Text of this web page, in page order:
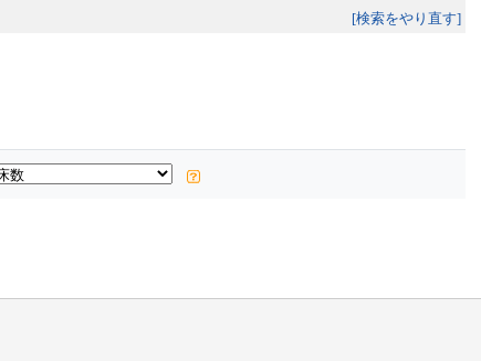
[検索をやり直す]